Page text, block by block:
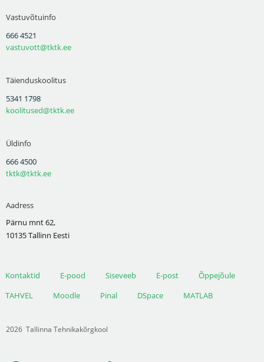
Vastuvõtuinfo
666 4521
vastuvott@tktk.ee
Täienduskoolitus
5341 1798
koolitused@tktk.ee
Üldinfo
666 4500
tktk@tktk.ee
Aadress
Pärnu mnt 62,
10135 Tallinn Eesti
Kontaktid E-pood Siseveeb E-post
Õppejõule
TAHVEL
Moodle Pinal DSpace MATLAB
2026 Tallinna Tehnikakõrgkool